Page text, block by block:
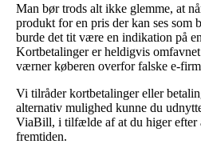
Man bør trods alt ikke glemme, at
produkt for en pris der kan ses som
burde det tit være en indikation på
Kortbetalinger er heldigvis
værner køberen overfor falske e-
Vi tilråder kortbetalinger eller
alternativ mulighed kunne du
ViaBill, i tilfælde af at du higer efter
fremtiden.